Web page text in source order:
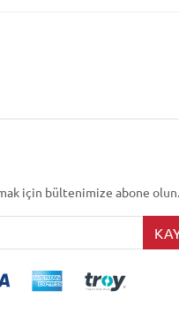
için bültenimize abone olun.